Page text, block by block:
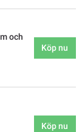
och
Köp nu
Köp nu